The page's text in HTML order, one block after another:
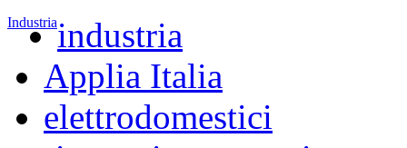
Industriaindustria
Applia Italia
elettrodomestici